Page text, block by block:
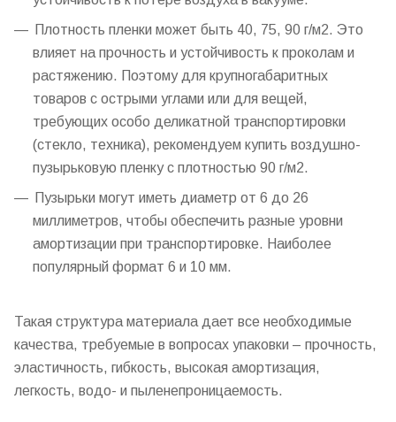
Плотность пленки может быть 40, 75, 90 г/м2. Это
влияет на прочность и устойчивость к проколам и
растяжению. Поэтому для крупногабаритных
товаров с острыми углами или для вещей,
требующих особо деликатной транспортировки
(стекло, техника), рекомендуем купить воздушно-
пузырьковую пленку с плотностью 90 г/м2.
Пузырьки могут иметь диаметр от 6 до 26
миллиметров, чтобы обеспечить разные уровни
амортизации при транспортировке. Наиболее
популярный формат 6 и 10 мм.
Такая структура материала дает все необходимые
качества, требуемые в вопросах упаковки – прочность,
эластичность, гибкость, высокая амортизация,
легкость, водо- и пыленепроницаемость.